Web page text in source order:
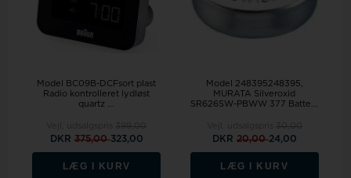
Model BC09B-DCFsort plast
Radio kontrolleret lydløst
quartz ...
DKR 375,00323,00
LÆG I KURV
Model 248395248395,
MURATA Silveroxid
SR626SW-PBWW 377 Batte...
DKR 20,0024,00
LÆG I KURV